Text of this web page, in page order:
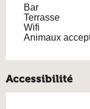
Bar
Terrasse
Wifi
Animaux
Accessibilité